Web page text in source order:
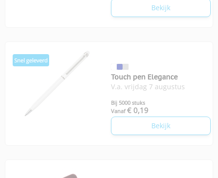
Bekijk
Touch pen Elegance
V.a. vrijdag 7 augustus
Bij 5000 stuks
Vanaf € 0,19
Bekijk